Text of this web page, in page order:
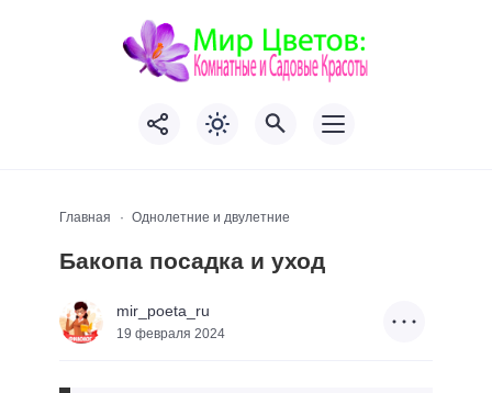
Главная Однолетние и двулетние
Бакопа посадка и уход
mir_poeta_ru
19 февраля 2024